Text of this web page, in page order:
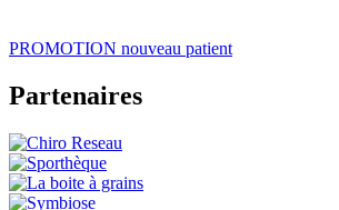
PROMOTION nouveau patient
Partenaires